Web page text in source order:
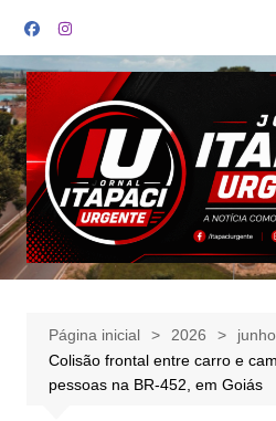
para
o
conteúdo
Página inicial 2026 junho
Colisão frontal entre carro e
pessoas na BR-452, em Goiás